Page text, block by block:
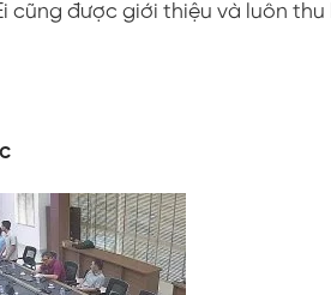
cũng được giới thiệu và luôn